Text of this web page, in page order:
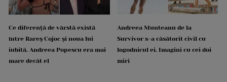
Ce diferență de vârstă există
între Rareș Cojoc și noua lui
iubită. Andreea Popescu era mai
mare decât el
Andreea Munteanu de la
Survivor s-a căsătorit civil cu
logodnicul ei. Imagini cu cei doi
miri